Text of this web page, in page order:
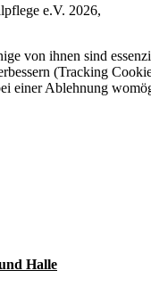
e.V. 2026,
Halle
von ihnen sind
(Tracking
einer Ablehnung